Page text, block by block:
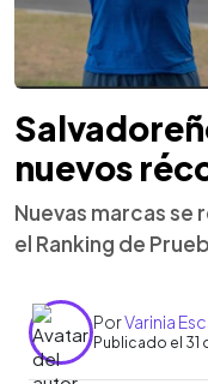
nuevos
Nuevas marcas se
el Ranking de
PorVarinia
Publicado el 31